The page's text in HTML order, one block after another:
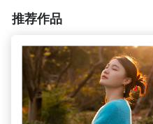
推荐作品